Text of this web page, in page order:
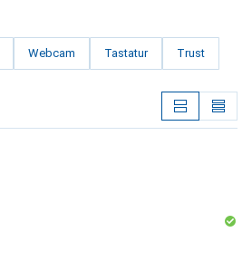
Webcam Tastatur Trust